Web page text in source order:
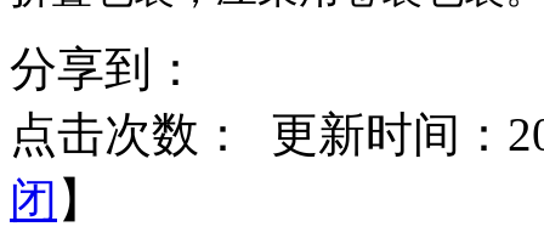
分享到：
点击次数：
更新时间：
闭 】